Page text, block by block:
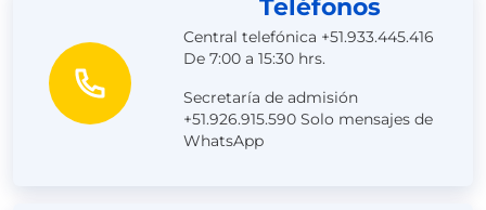
Teléfonos
Central telefónica +51.933.445.416
De 7:00 a 15:30 hrs.
Secretaría de admisión
+51.926.915.590 Solo mensajes de
WhatsApp